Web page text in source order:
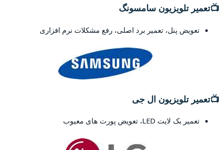
📺تعمیر تلویزیون سامسونگ
تعویض پنل، تعمیر برد اصلی، رفع مشکلات نرم افزاری
📺تعمیر تلویزیون ال جی
تعمیر بک لایت LED، تعویض پورت های معیوب